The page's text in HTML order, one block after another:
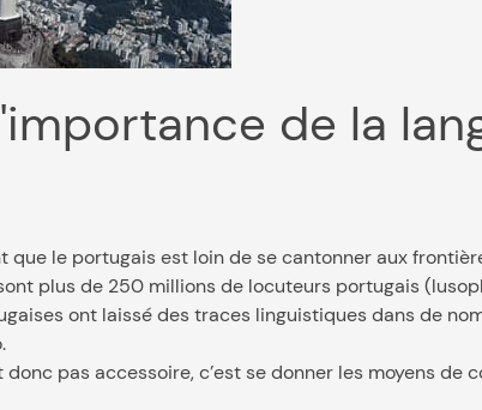
l'importance de la
que le portugais est loin de se cantonner aux
plus de 250 millions de locuteurs portugais
ont laissé des traces linguistiques dans de
pas accessoire, c’est se donner les moyens